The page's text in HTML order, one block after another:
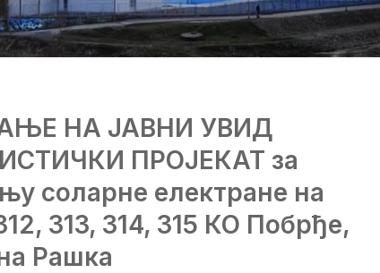
НА ЈАВНИ УВИД
ПРОЈЕКАТ за
соларне електране на
313, 314, 315 КО Побрђе,
Рашка